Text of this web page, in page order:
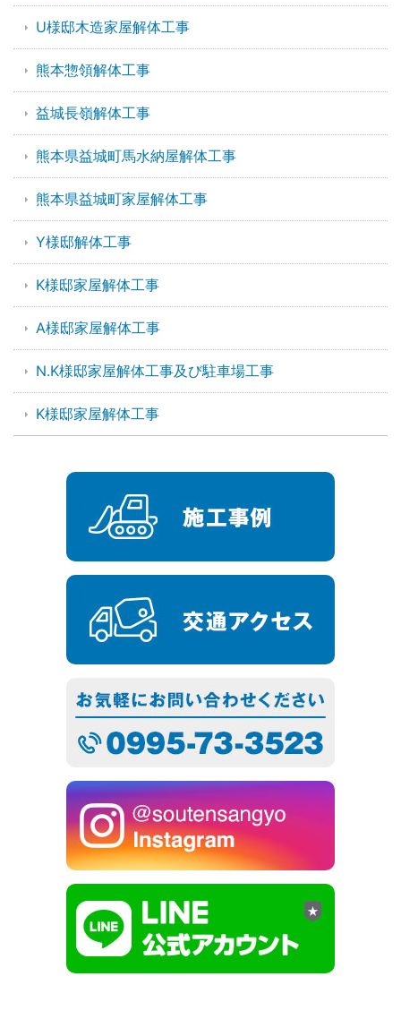
U様邸木造家屋解体工事
熊本惣領解体工事
益城長嶺解体工事
熊本県益城町馬水納屋解体工事
熊本県益城町家屋解体工事
Y様邸解体工事
K様邸家屋解体工事
A様邸家屋解体工事
N.K様邸家屋解体工事及び駐車場工事
K様邸家屋解体工事